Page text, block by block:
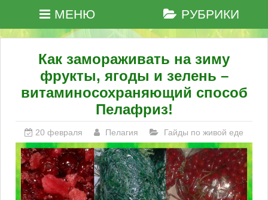
МЕНЮ РУБРИКИ
Как замораживать на зиму
фрукты, ягоды и зелень –
витаминосохраняющий способ
Пелафриз!
20 февраля Пелагия Гайды по живой еде